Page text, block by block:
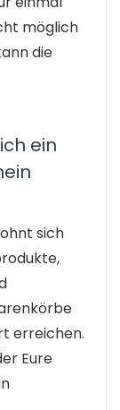
möglich
die
ein
sich
erreichen.
Eure